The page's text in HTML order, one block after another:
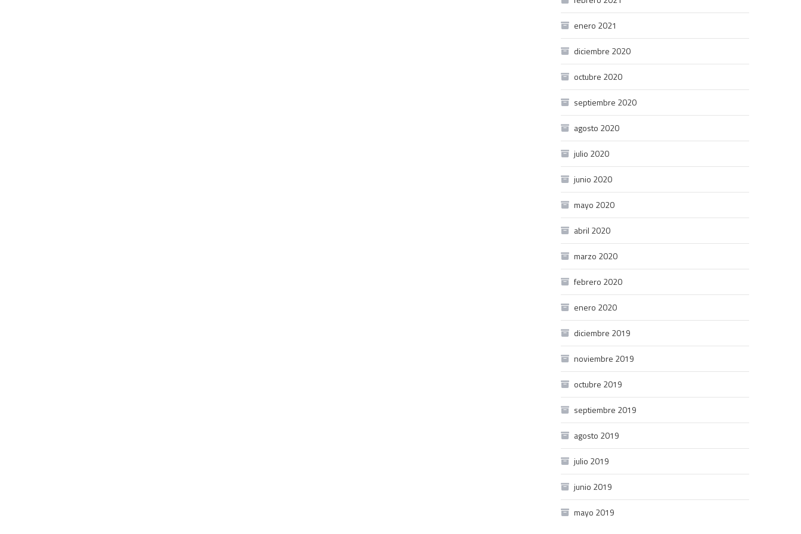
enero 2021
diciembre 2020
octubre 2020
septiembre 2020
agosto 2020
julio 2020
junio 2020
mayo 2020
abril 2020
marzo 2020
febrero 2020
enero 2020
diciembre 2019
noviembre 2019
octubre 2019
septiembre 2019
agosto 2019
julio 2019
junio 2019
mayo 2019